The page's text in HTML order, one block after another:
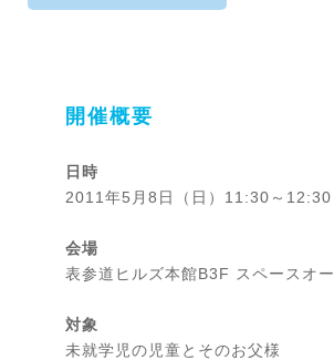
開催概要
日時
2011年5月8日（日）11:30～12:30
会場
表参道ヒルズ本館B3F スペースオー
対象
未就学児の児童とそのお父様